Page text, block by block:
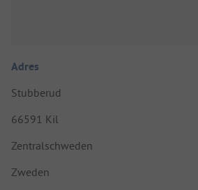
Adres
Stubberud
66591 Kil
Zentralschweden
Zweden